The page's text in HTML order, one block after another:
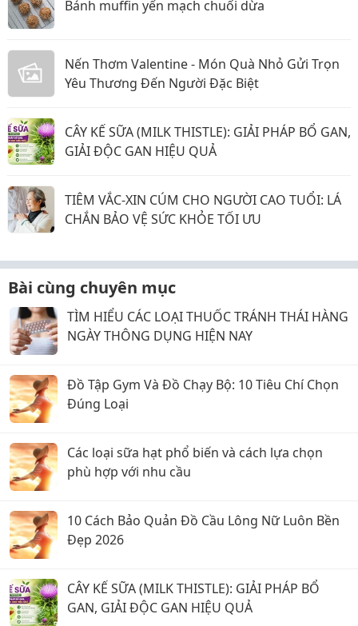
Bánh muffin yến mạch chuối dừa
Nến Thơm Valentine - Món Quà Nhỏ Gửi Trọn
Yêu Thương Đến Người Đặc Biệt
CÂY KẾ SỮA (MILK THISTLE): GIẢI PHÁP BỔ GAN,
GIẢI ĐỘC GAN HIỆU QUẢ
TIÊM VẮC-XIN CÚM CHO NGƯỜI CAO TUỔI: LÁ
CHẮN BẢO VỆ SỨC KHỎE TỐI ƯU
Bài cùng chuyên mục
TÌM HIỂU CÁC LOẠI THUỐC TRÁNH THÁI HÀNG
NGÀY THÔNG DỤNG HIỆN NAY
Đồ Tập Gym Và Đồ Chạy Bộ: 10 Tiêu Chí Chọn
Đúng Loại
Các loại sữa hạt phổ biến và cách lựa chọn
phù hợp với nhu cầu
10 Cách Bảo Quản Đồ Cầu Lông Nữ Luôn Bền
Đẹp 2026
CÂY KẾ SỮA (MILK THISTLE): GIẢI PHÁP BỔ
GAN, GIẢI ĐỘC GAN HIỆU QUẢ